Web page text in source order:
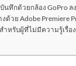
ทึกด้วยกล้อง GoPro ล
วย Adobe Premiere
ำหรับผู้ที่ไม่มีความรู้เรื่